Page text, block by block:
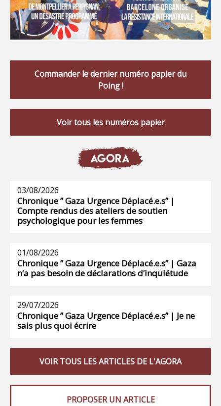
Commander le dernier numéro papier du
Poing !
Voir tous les numéros papier
AGORA
03/08/2026
Chronique ” Gaza Urgence Déplacé.e.s” |
Compte rendus des ateliers de soutien
psychologique pour les femmes
01/08/2026
Chronique ” Gaza Urgence Déplacé.e.s” | Gaza
n’a pas besoin de déclarations d’inquiétude
29/07/2026
Chronique ” Gaza Urgence Déplacé.e.s” | Je ne
sais plus quoi écrire
VOIR TOUS LES ARTICLES DE L'AGORA
PROPOSER UN ARTICLE